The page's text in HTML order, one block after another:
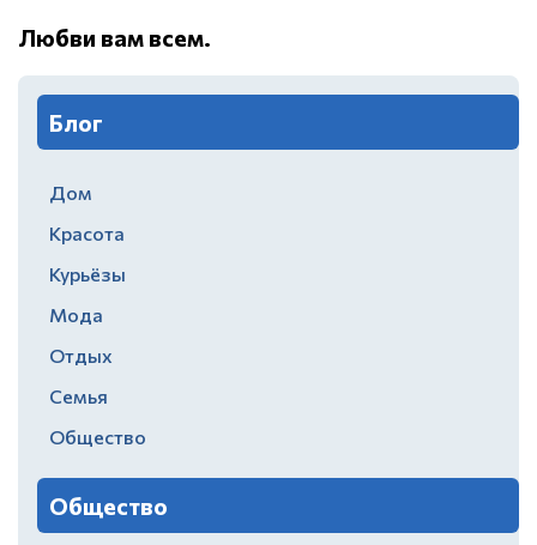
Любви вам всем.
Блог
Дом
Красота
Курьёзы
Мода
Отдых
Семья
Общество
Общество